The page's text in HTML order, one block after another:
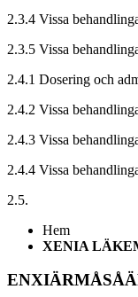
2.3.4 Vissa
2.3.5 Vissa
2.4.1 Dosering och
2.4.2 Vissa
2.4.3 Vissa
2.4.4 Vissa
2.5.
Hem
XENIA